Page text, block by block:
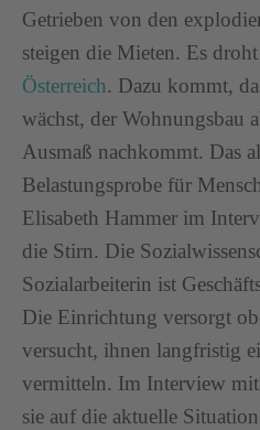
Getrieben von den
steigen die Mieten. Es
Österreich. Dazu kommt,
wächst, der Wohnungsbau
Ausmaß nachkommt. Das
Belastungsprobe für
Elisabeth Hammer im
die Stirn. Die
Sozialarbeiterin ist
Die Einrichtung versorgt
versucht, ihnen langfristig
vermitteln. Im Interview mit
sie auf die aktuelle